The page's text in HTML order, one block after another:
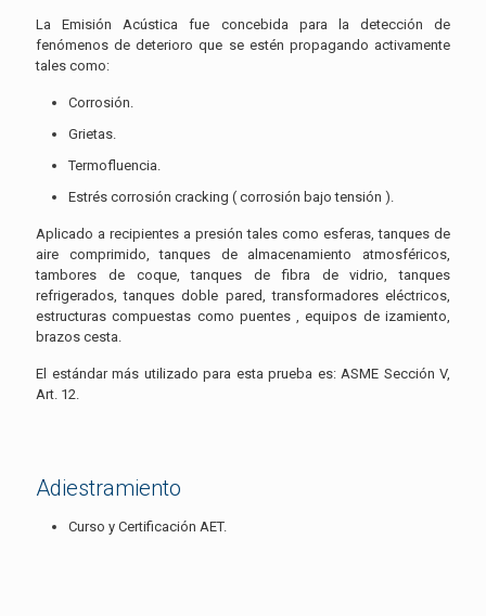
La Emisión Acústica fue concebida para la detección de
fenómenos de deterioro que se estén propagando activamente
tales como:
Corrosión.
Grietas.
Termofluencia.
Estrés corrosión cracking ( corrosión bajo tensión ).
Aplicado a recipientes a presión tales como esferas, tanques de
aire comprimido, tanques de almacenamiento atmosféricos,
tambores de coque, tanques de fibra de vidrio, tanques
refrigerados, tanques doble pared, transformadores eléctricos,
estructuras compuestas como puentes , equipos de izamiento,
brazos cesta.
El estándar más utilizado para esta prueba es: ASME Sección V,
Art. 12.
Adiestramiento
Curso y Certificación AET.